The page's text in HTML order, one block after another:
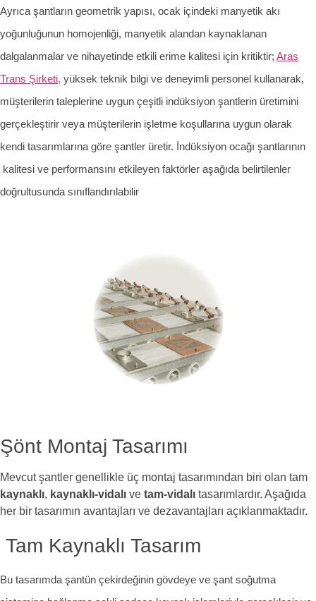
Ayrıca şantların geometrik yapısı, ocak içindeki manyetik akı
yoğunluğunun homojenliği, manyetik alandan kaynaklanan
dalgalanmalar ve nihayetinde etkili erime kalitesi için kritiktir; Aras
Trans Şirketi, yüksek teknik bilgi ve deneyimli personel kullanarak,
müşterilerin taleplerine uygun çeşitli indüksiyon şantlerin üretimini
gerçekleştirir veya müşterilerin işletme koşullarına uygun olarak
kendi tasarımlarına göre şantler üretir. İndüksiyon ocağı şantlarının
kalitesi ve performansını etkileyen faktörler aşağıda belirtilenler
doğrultusunda sınıflandırılabilir
Şönt Montaj Tasarımı
Mevcut şantler genellikle üç montaj tasarımından biri olan tam
kaynaklı, kaynaklı-vidalı ve tam-vidalı tasarımlardır. Aşağıda
her bir tasarımın avantajları ve dezavantajları açıklanmaktadır.
Tam Kaynaklı Tasarım
Bu tasarımda şantün çekirdeğinin gövdeye ve şant soğutma